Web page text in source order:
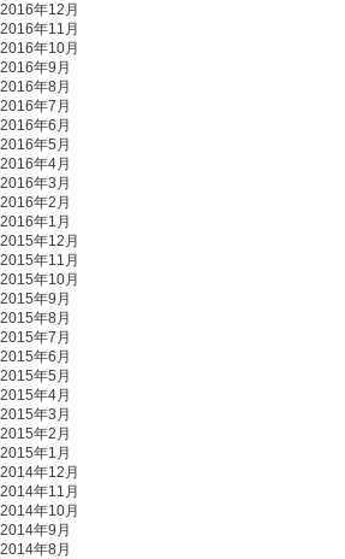
2016年12月
2016年11月
2016年10月
2016年9月
2016年8月
2016年7月
2016年6月
2016年5月
2016年4月
2016年3月
2016年2月
2016年1月
2015年12月
2015年11月
2015年10月
2015年9月
2015年8月
2015年7月
2015年6月
2015年5月
2015年4月
2015年3月
2015年2月
2015年1月
2014年12月
2014年11月
2014年10月
2014年9月
2014年8月